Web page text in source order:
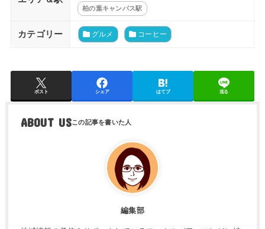
柏の葉キャンパス駅
カテゴリー グルメ コーヒー
ポスト シェア はてブ 送る
ABOUT US
編集部